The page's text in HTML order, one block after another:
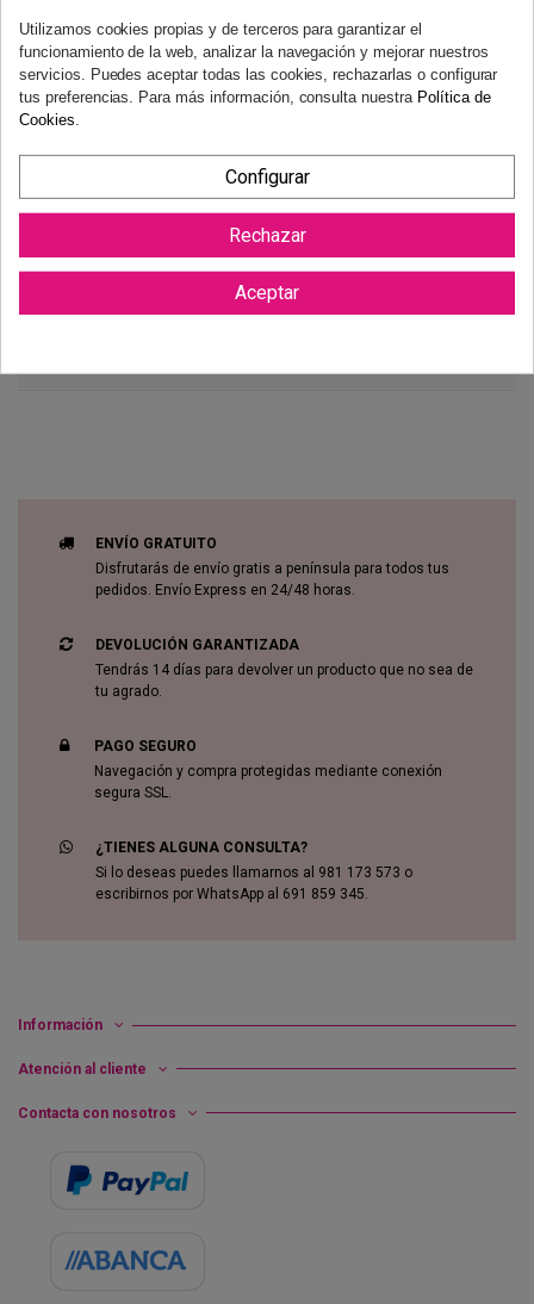
Derecho de desistimiento
Dispones de 14 días naturales para desistir de tu compra, sin
necesidad de justificación.Más información
ENVÍO GRATUITO
Disfrutarás de envío gratis a península para todos tus
pedidos. Envío Express en 24/48 horas.
DEVOLUCIÓN GARANTIZADA
Tendrás 14 días para devolver un producto que no sea de
tu agrado.
PAGO SEGURO
Navegación y compra protegidas mediante conexión
segura SSL.
¿TIENES ALGUNA CONSULTA?
Si lo deseas puedes llamarnos al 981 173 573 o
escribirnos por WhatsApp al 691 859 345.
Información
Atención al cliente
Contacta con nosotros
Utilizamos cookies propias y de terceros para garantizar el
funcionamiento de la web, analizar la navegación y mejorar nuestros
servicios. Puedes aceptar todas las cookies, rechazarlas o configurar
tus preferencias. Para más información, consulta nuestra Política de
Cookies
Configurar
Rechazar
Aceptar